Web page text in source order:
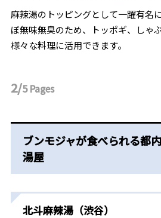
麻辣湯のトッピングとして一躍有名
ぼ無味無臭のため、トッポギ、しゃ
様々な料理に活用できます。
2/5Pages
ブンモジャが食べられる都
湯屋
北斗麻辣湯（渋谷）